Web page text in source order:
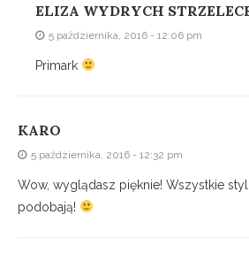
ELIZA WYDRYCH
5 października, 2016 - 12:06 pm
Primark
KARO
5 października, 2016 - 12:32 pm
Wow, wyglądasz pięknie! Wszystkie
podobają!